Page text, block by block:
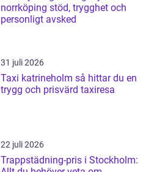
norrköping stöd, trygghet och
personligt avsked
31 juli 2026
Taxi katrineholm så hittar du en
trygg och prisvärd taxiresa
22 juli 2026
Trappstädning-pris i Stockholm: